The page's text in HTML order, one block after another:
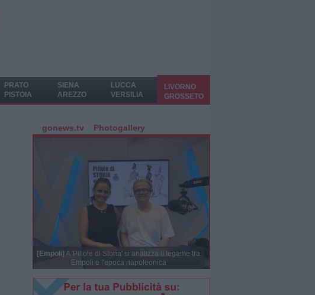
PRATO
PISTOIA
SIENA
AREZZO
LUCCA
VERSILIA
LIVORNO
GROSSETO
gonews.tv Photogallery
[Empoli] A 'Pillole di Storia' si analizza il legame tra
Empoli e l'epoca napoleonica